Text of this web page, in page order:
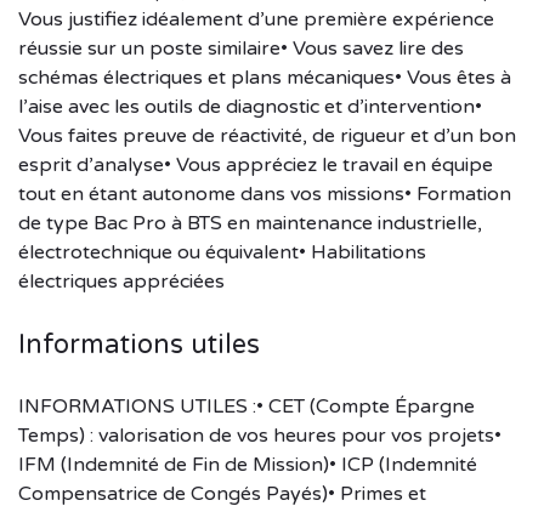
Vous justifiez idéalement d’une première expérience
réussie sur un poste similaire• Vous savez lire des
schémas électriques et plans mécaniques• Vous êtes à
l’aise avec les outils de diagnostic et d’intervention•
Vous faites preuve de réactivité, de rigueur et d’un bon
esprit d’analyse• Vous appréciez le travail en équipe
tout en étant autonome dans vos missions• Formation
de type Bac Pro à BTS en maintenance industrielle,
électrotechnique ou équivalent• Habilitations
électriques appréciées
Informations utiles
INFORMATIONS UTILES :• CET (Compte Épargne
Temps) : valorisation de vos heures pour vos projets•
IFM (Indemnité de Fin de Mission)• ICP (Indemnité
Compensatrice de Congés Payés)• Primes et